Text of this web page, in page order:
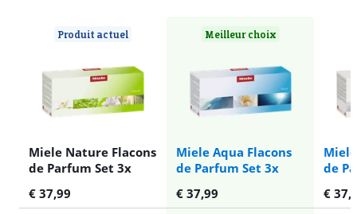
Produit actuel
Miele Nature Flacons
de Parfum Set 3x
Meilleur choix
Miele Aqua Flacons
de Parfum Set 3x
de
€ 37,99 € 37,99 €